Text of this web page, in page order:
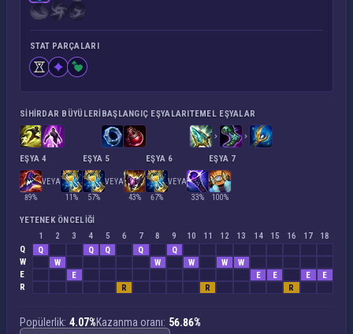
STAT PARÇALARI
SIHIRDAR BÜYÜLERIBAŞLANGIÇ EŞYALARITEMEL EŞYALAR
EŞYA 4
89%
VEYA
11%
EŞYA 5
57%
VEYA
43%
EŞYA 6
67%
VEYA
33%
EŞYA 7
100%
YETENEK ÖNCELIĞI
1
2 3 4 5 6 7 8 9 10 11 12 13 14 15 16 17
18
Q
Q Q Q Q
Q
W
W W W W
W
E
E E E E
E
R
R R R
Popülerlik: 4.07%Kazanma oranı: 56.86%